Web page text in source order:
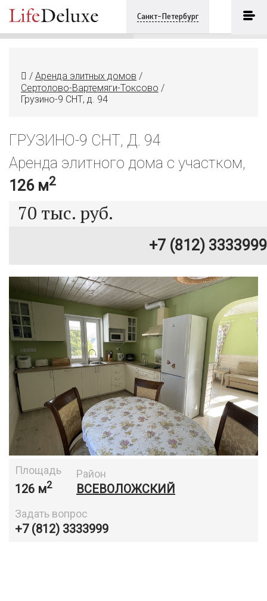
Санкт-Петербург
/ Аренда элитных домов /
Сертолово-Вартемяги-Токсово /
Грузино-9 СНТ, д. 94
ГРУЗИНО-9 СНТ, Д. 94
Аренда элитного дома с участком,
126 м2
70 тыс. руб.
+7 (812) 3333999
Площадь
126 м2
Район
ВСЕВОЛОЖСКИЙ
Задать вопрос
+7 (812) 3333999
Грузино-9 СНТ, д. 94
+7 (812) 3333999 ПОЗВОНИТЬ